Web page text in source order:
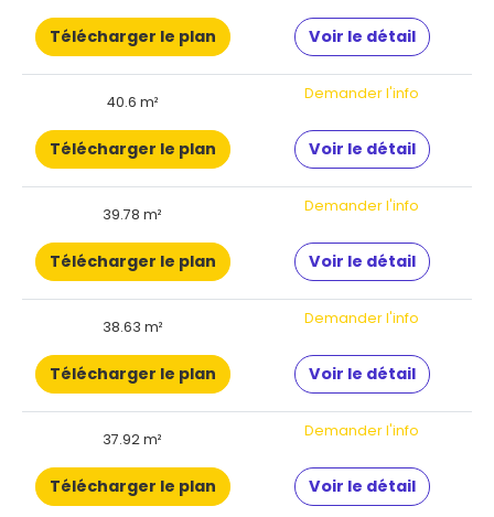
Télécharger le plan Voir le détail
40.6 m² Demander l'info
Télécharger le plan Voir le détail
39.78 m² Demander l'info
Télécharger le plan Voir le détail
38.63 m² Demander l'info
Télécharger le plan Voir le détail
37.92 m² Demander l'info
Télécharger le plan Voir le détail